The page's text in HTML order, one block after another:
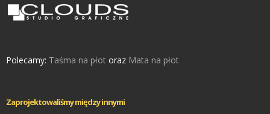
Polecamy: Taśma na płot oraz Mata na płot
Zaprojektowaliśmy między innymi